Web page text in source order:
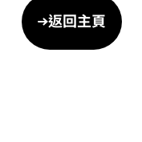
返回主頁